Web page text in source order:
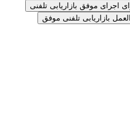
اجرای موفق بازاریابی تلفنی
بازاریابی تلفنی موفق